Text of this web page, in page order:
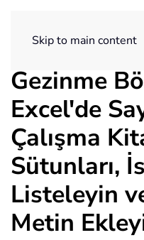
Skip to main content
Gezinme
Excel'de
Çalışma
Sütunları,
Listeleyin
Metin